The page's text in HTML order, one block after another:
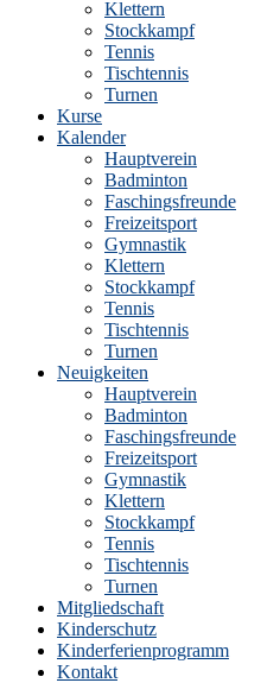
Klettern
Stockkampf
Tennis
Tischtennis
Turnen
Kurse
Kalender
Hauptverein
Badminton
Faschingsfreunde
Freizeitsport
Gymnastik
Klettern
Stockkampf
Tennis
Tischtennis
Turnen
Neuigkeiten
Hauptverein
Badminton
Faschingsfreunde
Freizeitsport
Gymnastik
Klettern
Stockkampf
Tennis
Tischtennis
Turnen
Mitgliedschaft
Kinderschutz
Kinderferienprogramm
Kontakt